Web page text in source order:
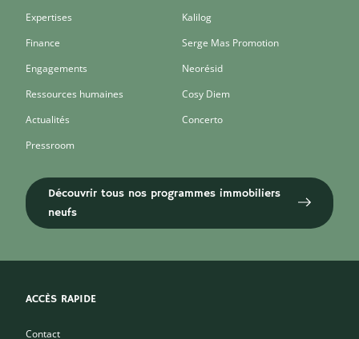
Expertises
Finance
Engagements
Ressources humaines
Actualités
Pressroom
Kalilog
Serge Mas Promotion
Neorésid
Cosy Diem
Concerto
Découvrir tous nos programmes immobiliers
neufs
ACCÈS RAPIDE
Contact